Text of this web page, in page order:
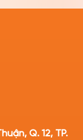
Q. 12, TP.